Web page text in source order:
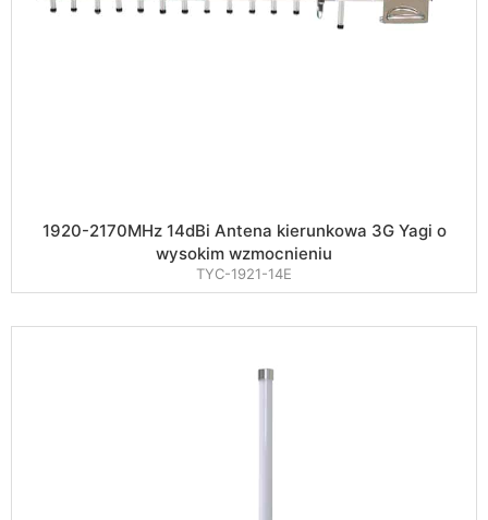
1920-2170MHz 14dBi Antena kierunkowa 3G Yagi o
wysokim wzmocnieniu
TYC-1921-14E